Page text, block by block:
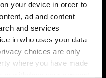
your device in order to
ad and content
and services
in who uses your data
choices are only
where you have made
고그래픽을 입력한 뒤
가 열릴 것입니다.
어 가속 GPU 일정